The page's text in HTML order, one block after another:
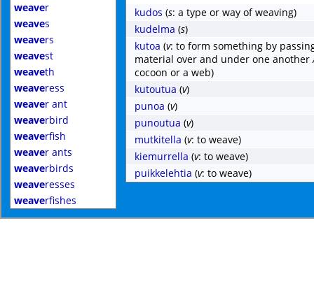
weaver
weaves
weavers
weavest
weaveth
weaveress
weaver ant
weaverbird
weaverfish
weaver ants
weaverbirds
weaveresses
weaverfishes
kudos (s: a type or way of weaving)
kudelma (s)
kutoa (v: to form something by
material over and under one another
cocoon or a web)
kutoutua (v)
punoa (v)
punoutua (v)
mutkitella (v: to weave)
kiemurrella (v: to weave)
puikkelehtia (v: to weave)